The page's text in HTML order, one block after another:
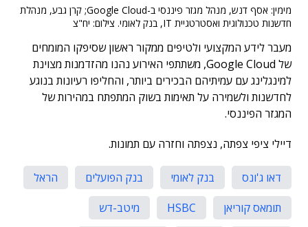
מימין: אסף דנש, מנהל מגזר פיננסי ב-Google Cloud; קרן גבע, מנהלת
חדשנות טכנולוגית ואסטרטגיית IT, בנק לאומי. צילום: יח"צ
מעבר לידע המקצועי ולטיפים ממקור ראשון שסיפקו המומחים
של Google Cloud, משתתפי האירוע נהנו מהזדמנות מצוינת
למינגלינג עם עמיתיהם הבכירים ביותר, והחליפו רעיונות בנוגע
לחדשנות ולשמירה על תאימות בשוק המתפתח במהירות של
המגזר הפיננסי.
דיילי ציפי צפתה, נצפתה וחזרה עם תמונות.
דאו ג'ונס בנק לאומי בנק הפועלים
הראל
תומאס קוריאן
HSBC
מיטב-דש